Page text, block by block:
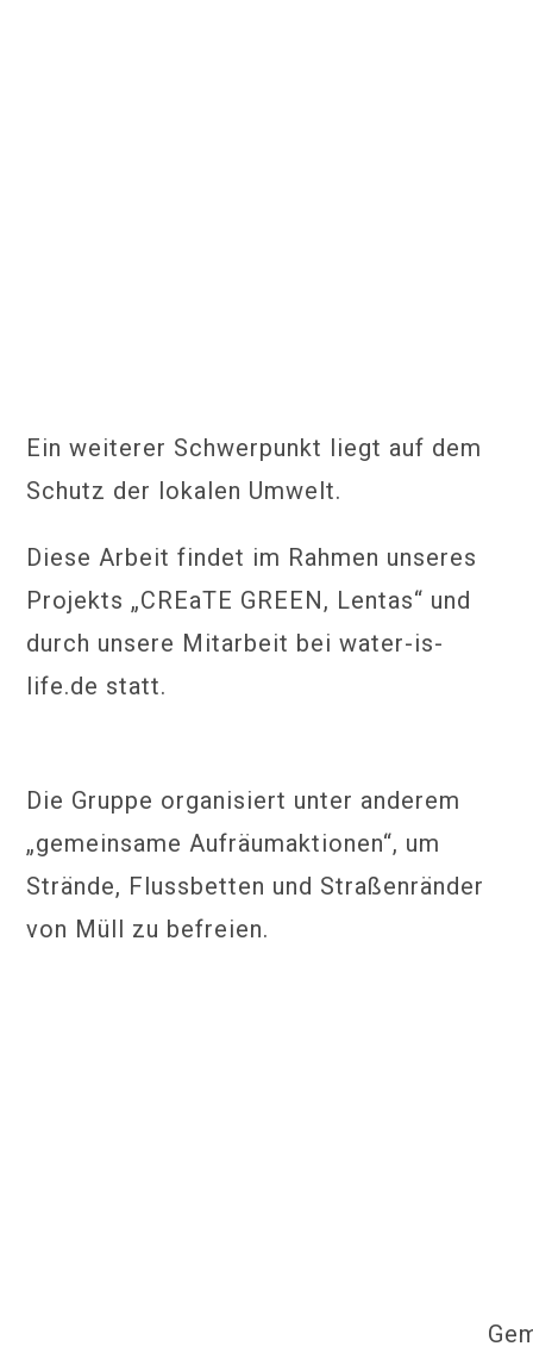
Ein weiterer Schwerpunkt liegt auf dem
Schutz der lokalen Umwelt.
Diese Arbeit findet im Rahmen unseres
Projekts „CREaTE GREEN, Lentas“ und
durch unsere Mitarbeit bei water-is-
life.de statt.
Die Gruppe organisiert unter anderem
„gemeinsame Aufräumaktionen“, um
Strände, Flussbetten und Straßenränder
von Müll zu befreien.